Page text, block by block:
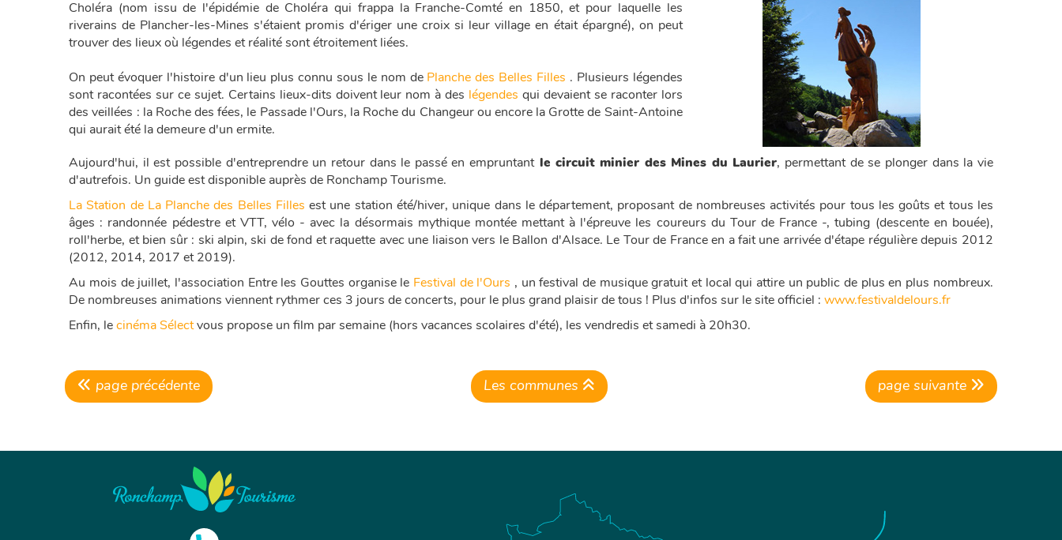
Choléra (nom issu de l'épidémie de Choléra qui frappa la Franche-Comté en 1850, et pour laquelle les
riverains de Plancher-les-Mines s'étaient promis d'ériger une croix si leur village en était épargné), on peut
trouver des lieux où légendes et réalité sont étroitement liées.
On peut évoquer l'histoire d'un lieu plus connu sous le nom de Planche des Belles Filles . Plusieurs légendes
sont racontées sur ce sujet. Certains lieux-dits doivent leur nom à des légendes qui devaient se raconter lors
des veillées : la Roche des fées, le Passade l'Ours, la Roche du Changeur ou encore la Grotte de Saint-Antoine
qui aurait été la demeure d'un ermite.
Aujourd'hui, il est possible d'entreprendre un retour dans le passé en empruntantle circuit minier des Mines du Laurier, permettant de se plonger dans la vie
d'autrefois. Un guide est disponible auprès de Ronchamp Tourisme.
La Station de La Planche des Belles Filles est une station été/hiver, unique dans le département, proposant de nombreuses activités pour tous les goûts et tous les
âges : randonnée pédestre et VTT, vélo - avec la désormais mythique montée mettant à l'épreuve les coureurs du Tour de France -, tubing (descente en bouée),
roll'herbe, et bien sûr : ski alpin, ski de fond et raquette avec une liaison vers le Ballon d'Alsace. Le Tour de France en a fait une arrivée d'étape régulière depuis 2012
(2012, 2014, 2017 et 2019).
Au mois de juillet, l'association Entre les Gouttes organise le Festival de l'Ours , un festival de musique gratuit et local qui attire un public de plus en plus nombreux.
De nombreuses animations viennent rythmer ces 3 jours de concerts, pour le plus grand plaisir de tous ! Plus d'infos sur le site officiel : www.festivaldelours.fr
Enfin, lecinéma Sélectvous propose un film par semaine (hors vacances scolaires d'été), les vendredis et samedi à 20h30.
page précédente Les communes page suivante